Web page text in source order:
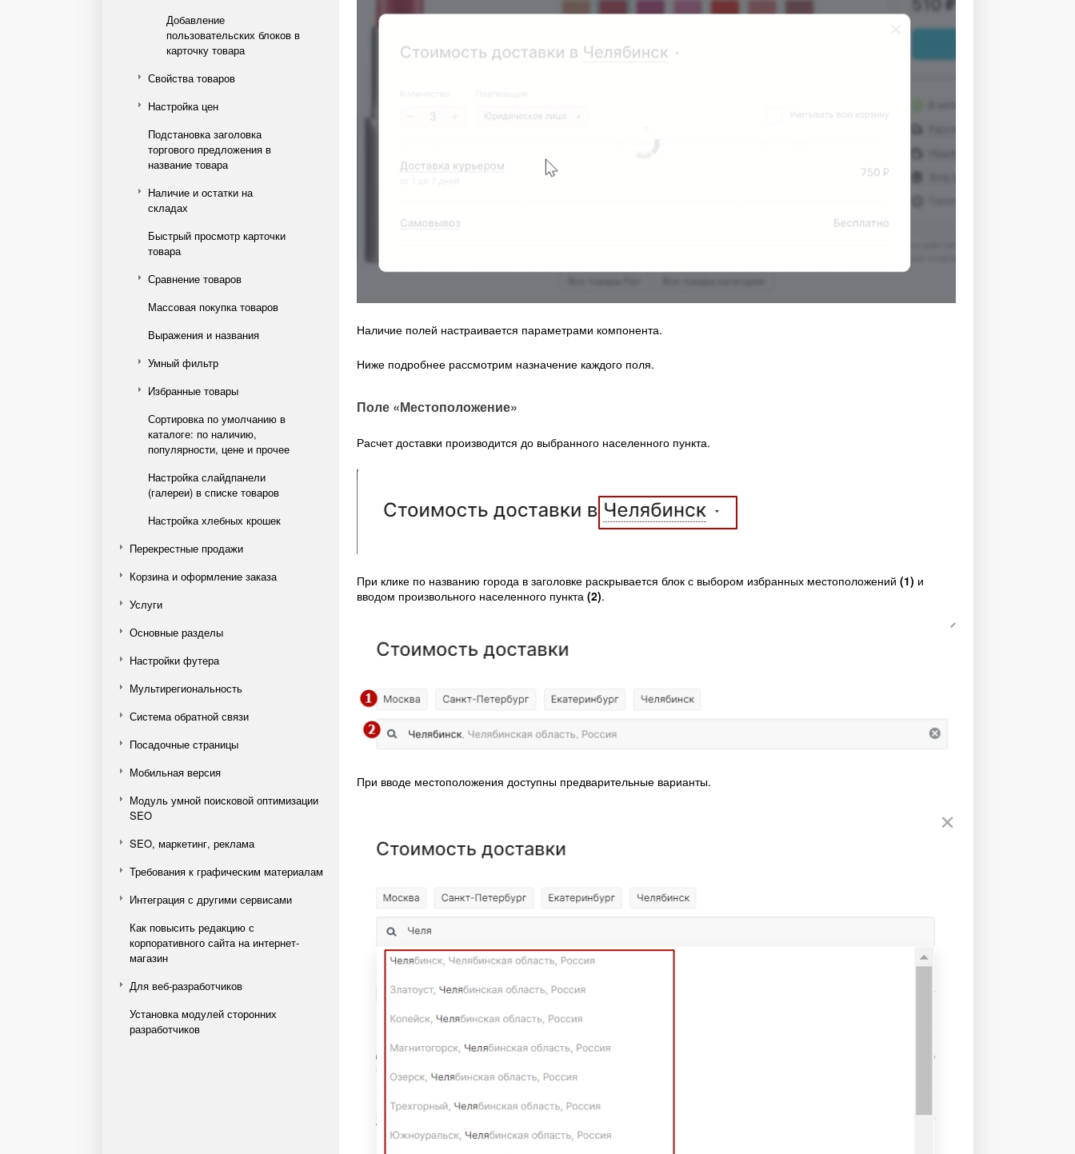
Добавление
пользовательских блоков в
карточку товара
Свойства товаров
Настройка цен
Подстановка заголовка
торгового предложения в
название товара
Наличие и остатки на
складах
Быстрый просмотр карточки
товара
Сравнение товаров
Массовая покупка товаров
Выражения и названия
Умный фильтр
Избранные товары
Сортировка по умолчанию в
каталоге: по наличию,
популярности, цене и прочее
Настройка слайдпанели
(галереи) в списке товаров
Настройка хлебных крошек
Перекрестные продажи
Корзина и оформление заказа
Услуги
Основные разделы
Настройки футера
Мультирегиональность
Система обратной связи
Посадочные страницы
Мобильная версия
Модуль умной поисковой оптимизации
SEO
SEO, маркетинг, реклама
Требования к графическим материалам
Интеграция с другими сервисами
Как повысить редакцию с
корпоративного сайта на интернет-
магазин
Для веб-разработчиков
Установка модулей сторонних
разработчиков
Наличие полей настраивается параметрами компонента.
Ниже подробнее рассмотрим назначение каждого поля.
Поле «Местоположение»
Расчет доставки производится до выбранного населенного пункта.
При клике по названию города в заголовке раскрывается блок с выбором избранных местоположений (1) и
вводом произвольного населенного пункта (2).
При вводе местоположения доступны предварительные варианты.